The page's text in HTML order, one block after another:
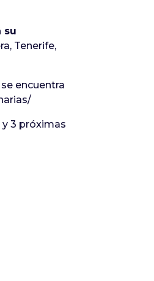
su
Tenerife,
encuentra
3 próximas